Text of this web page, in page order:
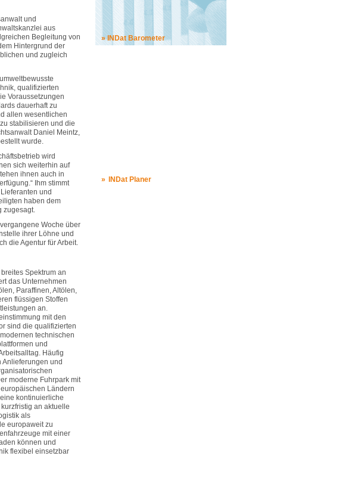
und
aus
Begleitung von
Hintergrund der
und zugleich
qualifizierten
Voraussetzungen
dauerhaft zu
allen wesentlichen
stabilisieren und die
Daniel Meintz,
wurde.
wird
sich weiterhin auf
ihnen auch in
Ihm stimmt
und
haben dem
zugesagt.
Woche über
ihrer Löhne und
die Agentur für Arbeit.
Spektrum an
das Unternehmen
Paraffinen, Altölen,
flüssigen Stoffen
an.
mit den
sind die qualifizierten
technischen
und
Häufig
und
moderne Fuhrpark mit
Ländern
kontinuierliche
an aktuelle
als
europaweit zu
mit einer
können und
flexibel einsetzbar
INDat Barometer
INDat Planer